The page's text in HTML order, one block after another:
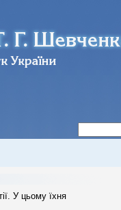
У цьому їхня